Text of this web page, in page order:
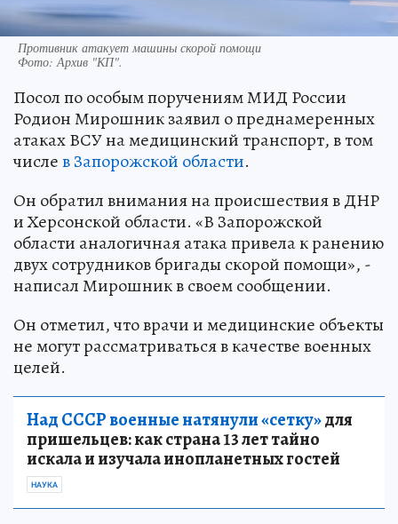
Противник атакует машины скорой помощи
Фото:Архив "КП".
Посол по особым поручениям МИД России
Родион Мирошник заявил о преднамеренных
атаках ВСУ на медицинский транспорт, в том
числев Запорожской области.
Он обратил внимания на происшествия в ДНР
и Херсонской области. «В Запорожской
области аналогичная атака привела к ранению
двух сотрудников бригады скорой помощи», -
написал Мирошник в своем сообщении.
Он отметил, что врачи и медицинские объекты
не могут рассматриваться в качестве военных
целей.
Над СССР военные натянули «сетку»для
пришельцев: как страна 13 лет тайно
искала и изучала инопланетных гостей
НАУКА